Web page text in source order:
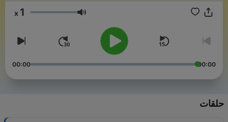
مستوى الصوت 1
00:00
00:00
حلقات